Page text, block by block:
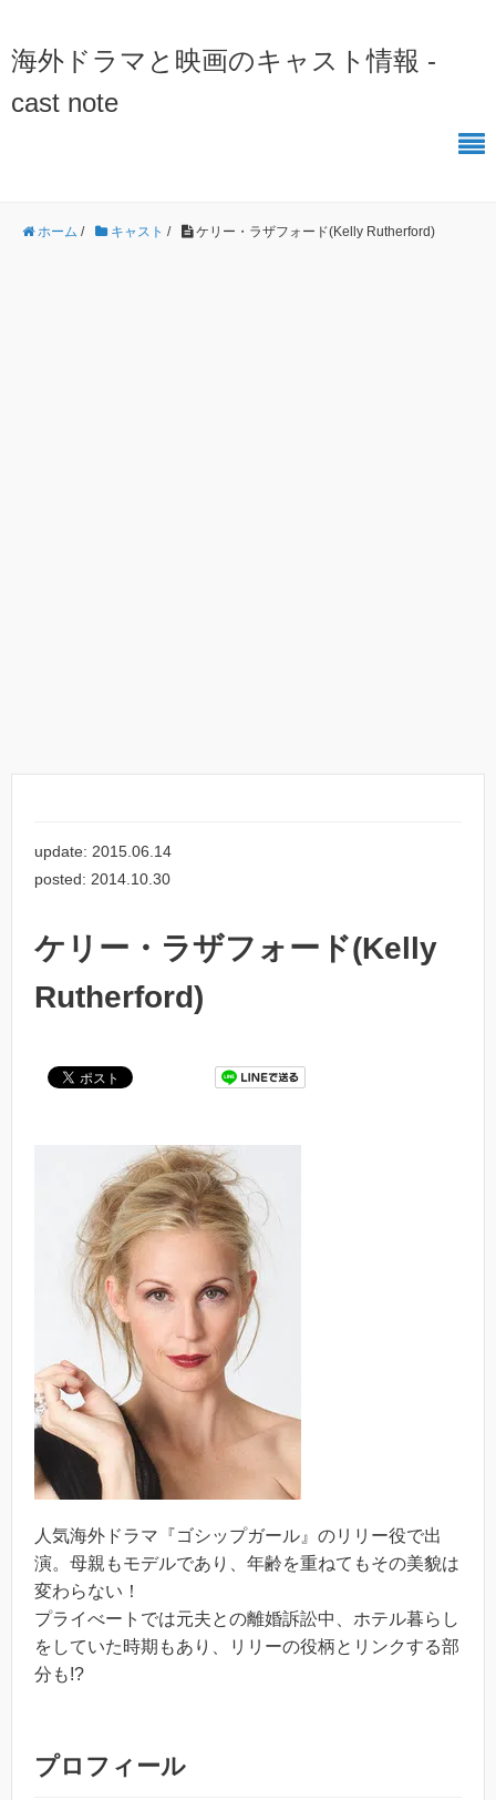
海外ドラマと映画のキャスト情報 -
cast note
ホーム / キャスト / ケリー・ラザフォード(Kelly Rutherford)
update: 2015.06.14
posted: 2014.10.30
ケリー・ラザフォード(Kelly
Rutherford)
人気海外ドラマ『ゴシップガール』のリリー役で出
演。母親もモデルであり、年齢を重ねてもその美貌は
変わらない！
プライべートでは元夫との離婚訴訟中、ホテル暮らし
をしていた時期もあり、リリーの役柄とリンクする部
分も!?
プロフィール